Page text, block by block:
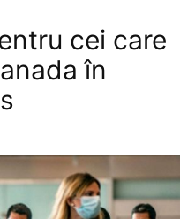
cei care
în